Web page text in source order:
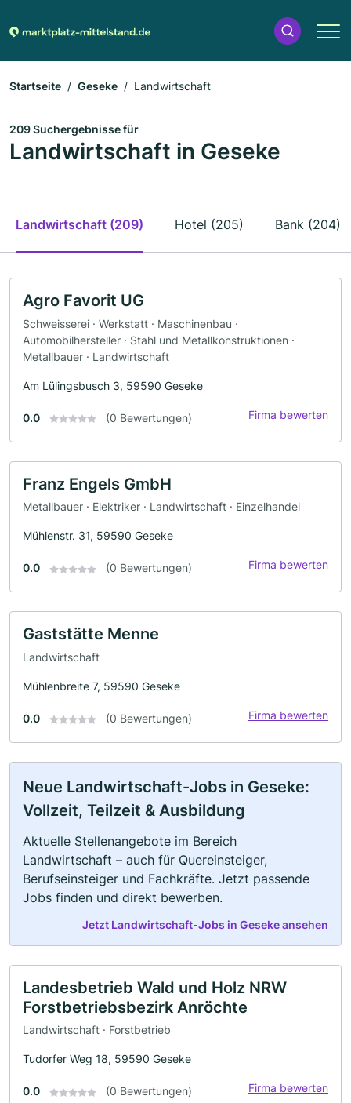
Startseite Geseke Landwirtschaft
209 Suchergebnisse für
Landwirtschaft in Geseke
Landwirtschaft (209) Hotel (205) Bank (204)
Agro Favorit UG
Schweisserei · Werkstatt · Maschinenbau ·
Automobilhersteller · Stahl und Metallkonstruktionen ·
Metallbauer · Landwirtschaft
Am Lülingsbusch 3, 59590 Geseke
0.0 (0 Bewertungen) Firma bewerten
Franz Engels GmbH
Metallbauer · Elektriker · Landwirtschaft · Einzelhandel
Mühlenstr. 31, 59590 Geseke
0.0 (0 Bewertungen) Firma bewerten
Gaststätte Menne
Landwirtschaft
Mühlenbreite 7, 59590 Geseke
0.0 (0 Bewertungen) Firma bewerten
Neue Landwirtschaft-Jobs in Geseke:
Vollzeit, Teilzeit & Ausbildung
Aktuelle Stellenangebote im Bereich
Landwirtschaft – auch für Quereinsteiger,
Berufseinsteiger und Fachkräfte. Jetzt passende
Jobs finden und direkt bewerben.
Jetzt Landwirtschaft-Jobs in Geseke ansehen
Landesbetrieb Wald und Holz NRW
Forstbetriebsbezirk Anröchte
Landwirtschaft · Forstbetrieb
Tudorfer Weg 18, 59590 Geseke
0.0 (0 Bewertungen) Firma bewerten